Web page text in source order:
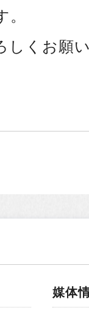
しくお願
媒体